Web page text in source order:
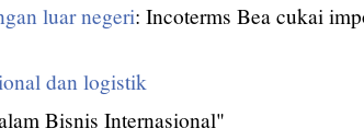
luar negeri: Incoterms Bea cukai
dan logistik
Bisnis Internasional"